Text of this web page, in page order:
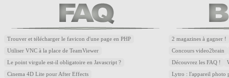
Trouver et télécharger le favicon d'une page en PHP
Utiliser VNC à la place de TeamViewer
Le point virgule est-il obligatoire en Javascript ?
Cinema 4D Lite pour After Effects
2 magazines à gagner !
Concours video2brain
Découvrez les FAQ !
Lytro : l'appareil photo